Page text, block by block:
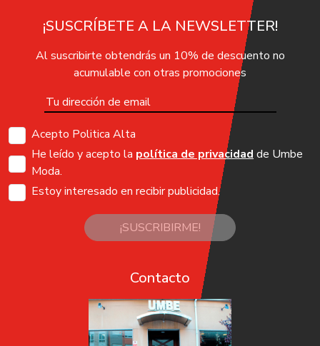
¡SUSCRÍBETE A LA NEWSLETTER!
Al suscribirte obtendrás un 10% de descuento no
acumulable con otras promociones
Acepto Politica Alta
He leído y acepto la política de privacidad de Umbe
Moda.
Estoy interesado en recibir publicidad.
¡SUSCRIBIRME!
Contacto